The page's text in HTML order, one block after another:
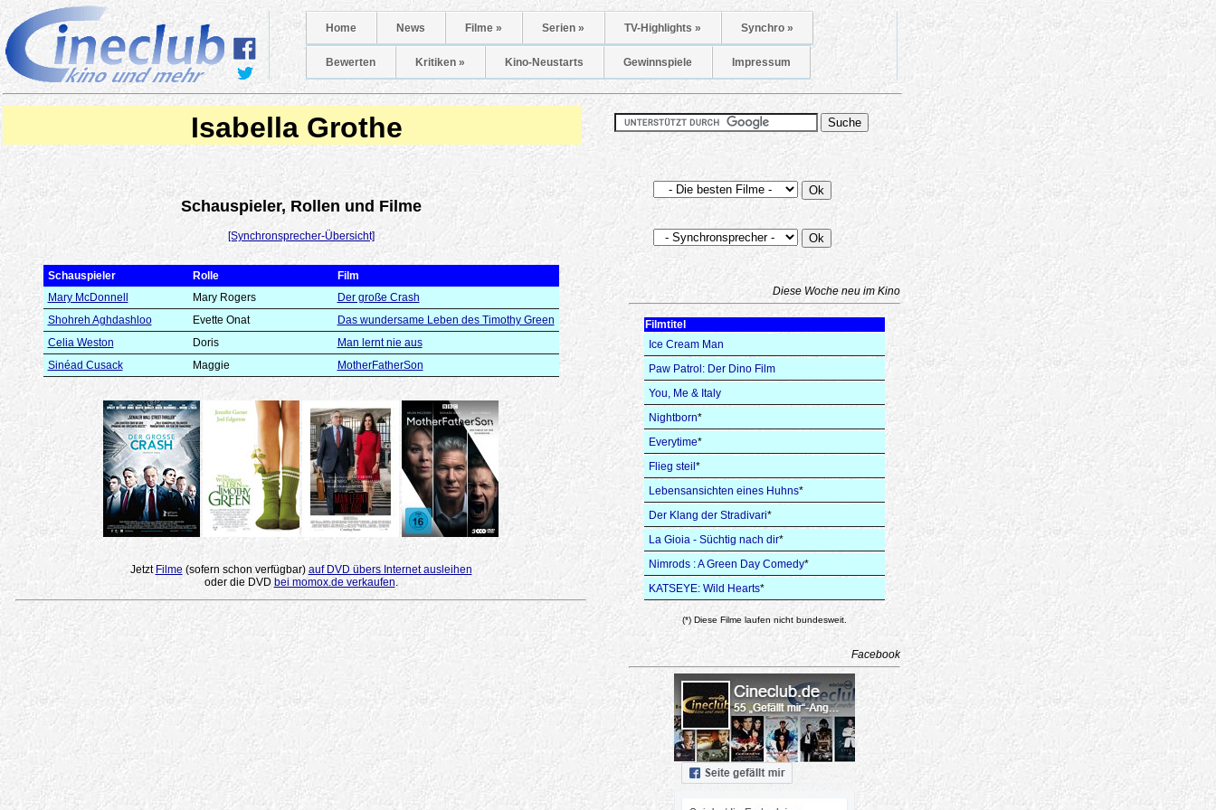
Home News Filme » Serien » TV-Highlights » Synchro »
Bewerten Kritiken » Kino-Neustarts Gewinnspiele Impressum
Isabella Grothe
Schauspieler, Rollen und Filme
[Synchronsprecher-Übersicht]
Schauspieler Rolle
Film
Mary McDonnell
Mary Rogers
Der große Crash
Shohreh Aghdashloo
Evette Onat
Das wundersame Leben des Timothy Green
Celia Weston
Doris
Man lernt nie aus
Sinéad Cusack
Maggie MotherFatherSon
Jetzt Filme(sofern schon verfügbar) auf DVD übers Internet ausleihen
oder die DVD bei momox.de verkaufen.
Diese Woche neu im Kino
Filmtitel
Ice Cream Man
Paw Patrol: Der Dino Film
You, Me & Italy
Nightborn*
Everytime*
Flieg steil *
Lebensansichten eines Huhns*
Der Klang der Stradivari*
La Gioia - Süchtig nach dir*
Nimrods : A Green Day Comedy*
KATSEYE: Wild Hearts*
(*) Diese Filme laufen nicht bundesweit.
Facebook